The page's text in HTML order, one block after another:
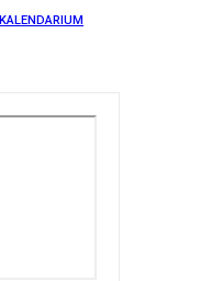
KALENDARIUM